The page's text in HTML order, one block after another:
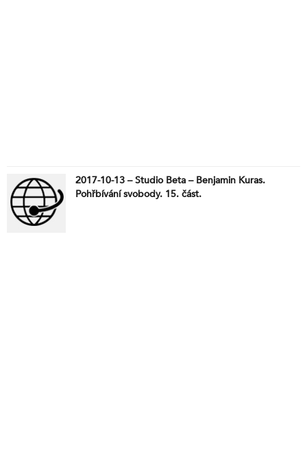
2017-10-13 – Studio Beta – Benjamin Kuras.
Pohřbívání svobody. 15. část.